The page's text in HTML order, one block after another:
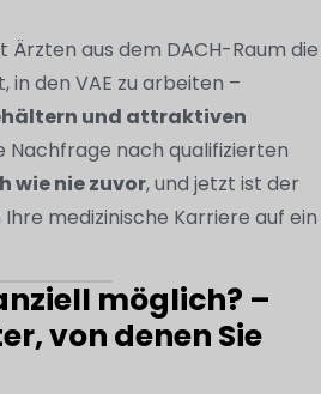
Ärzten aus dem DACH-Raum die
in den VAE zu arbeiten –
und attraktiven
Nachfrage nach qualifizierten
wie nie zuvor, und jetzt ist der
medizinische Karriere auf ein
möglich? –
von denen Sie